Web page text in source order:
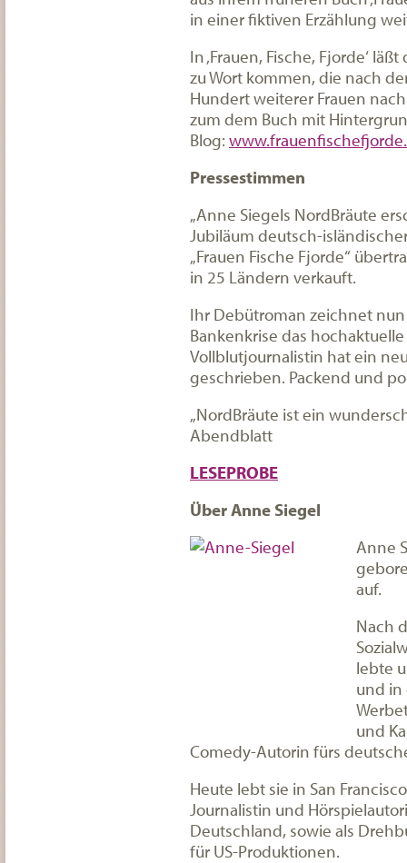
in einer fiktiven Erzählung
In ‚Frauen, Fische, Fjorde‘
zu Wort kommen, die nach
Hundert weiterer Frauen
zum dem Buch mit
Blog:
Pressestimmen
„Anne Siegels NordBräute
Jubiläum deutsch-
„Frauen Fische Fjorde“
in 25 Ländern verkauft.
Ihr Debütroman zeichnet
Bankenkrise das
Vollblutjournalistin hat ein
geschrieben. Packend und
„NordBräute ist ein
Abendblatt
LESEPROBE
Über Anne Siegel
Anne
auf.
Nach
lebte
und in
und
Comedy-Autorin fürs
Heute lebt sie in San
Journalistin und
Deutschland, sowie als
für US-Produktionen.